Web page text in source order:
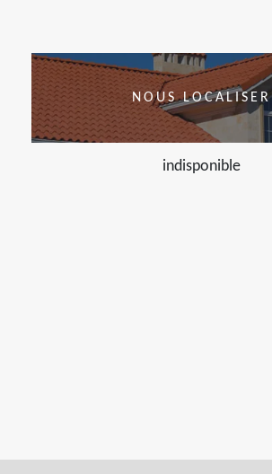
NOUS LOCALISER
indisponible